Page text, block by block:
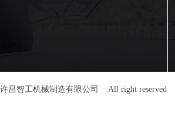
许昌智工机械制造有限公司 All right reserved